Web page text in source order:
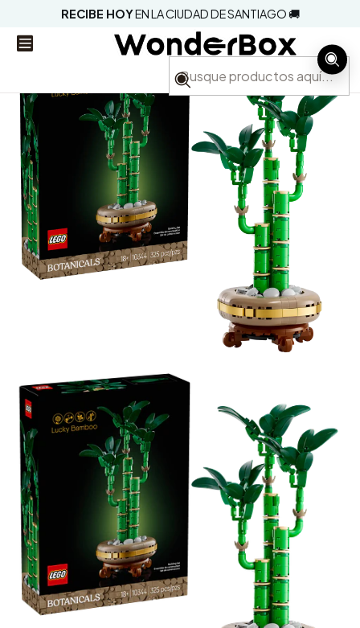
RECIBE HOYEN LA CIUDAD DE SANTIAGO 🚚